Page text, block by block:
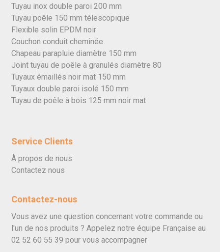
Tuyau inox double paroi 200 mm
Tuyau poêle 150 mm télescopique
Flexible solin EPDM noir
Couchon conduit cheminée
Chapeau parapluie diamètre 150 mm
Joint tuyau de poêle à granulés diamètre 80
Tuyaux émaillés noir mat 150 mm
Tuyaux double paroi isolé 150 mm
Tuyau de poêle à bois 125 mm noir mat
Service Clients
À propos de nous
Contactez nous
Contactez-nous
Vous avez une question concernant votre commande ou
l'un de nos produits ? Appelez notre équipe Française au
02 52 60 55 39 pour vous accompagner